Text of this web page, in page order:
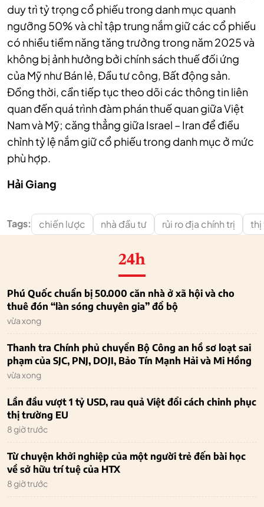
duy trì tỷ trọng cổ phiếu trong danh mục quanh
ngưỡng 50% và chỉ tập trung nắm giữ các cổ phiếu
có nhiều tiềm năng tăng trưởng trong năm 2025 và
không bị ảnh hưởng bởi chính sách thuế đối ứng
của Mỹ như Bán lẻ, Đầu tư công, Bất động sản.
Đồng thời, cần tiếp tục theo dõi các thông tin liên
quan đến quá trình đàm phán thuế quan giữa Việt
Nam và Mỹ; căng thẳng giữa Israel – Iran để điều
chỉnh tỷ lệ nắm giữ cổ phiếu trong danh mục ở mức
phù hợp.
Hải Giang
Tags: chiến lược nhà đầu tư rủi ro địa chính trị thị
24h
Phú Quốc chuẩn bị 50.000 căn nhà ở xã hội và cho
thuê đón “làn sóng chuyên gia” đổ bộ
vừa xong
Thanh tra Chính phủ chuyển Bộ Công an hồ sơ loạt sai
phạm của SJC, PNJ, DOJI, Bảo Tín Mạnh Hải và Mi Hồng
vừa xong
Lần đầu vượt 1 tỷ USD, rau quả Việt đổi cách chinh phục
thị trường EU
8 giờ trước
Từ chuyện khởi nghiệp của một người trẻ đến bài học
về sở hữu trí tuệ của HTX
8 giờ trước